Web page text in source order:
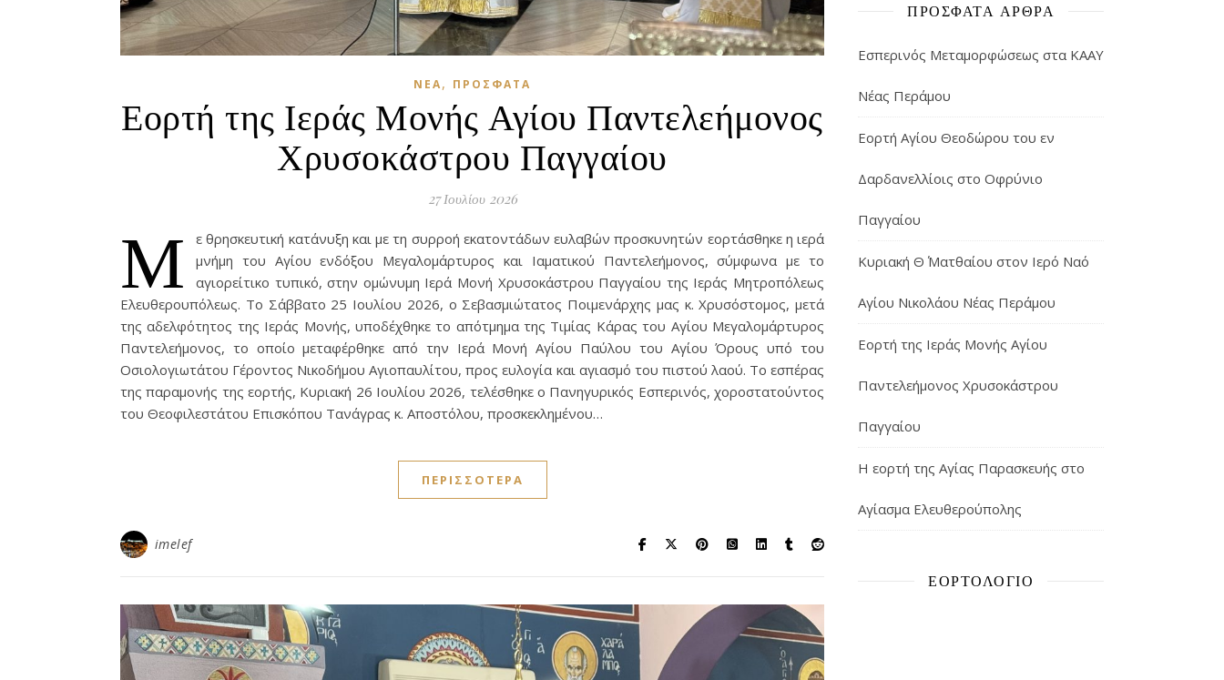
ΝΈΑ, ΠΡΌΣΦΑΤΑ
Εορτή της Ιεράς Μονής Αγίου Παντελεήμονος
Χρυσοκάστρου Παγγαίου
27 Ιουλίου 2026
Μ
ε θρησκευτική κατάνυξη και με τη συρροή εκατοντάδων ευλαβών προσκυνητών εορτάσθηκε η ιερά
μνήμη του Αγίου ενδόξου Μεγαλομάρτυρος και Ιαματικού Παντελεήμονος, σύμφωνα με το
αγιορείτικο τυπικό, στην ομώνυμη Ιερά Μονή Χρυσοκάστρου Παγγαίου της Ιεράς Μητροπόλεως
Ελευθερουπόλεως. Το Σάββατο 25 Ιουλίου 2026, ο Σεβασμιώτατος Ποιμενάρχης μας κ. Χρυσόστομος, μετά
της αδελφότητος της Ιεράς Μονής, υποδέχθηκε το απότμημα της Τιμίας Κάρας του Αγίου Μεγαλομάρτυρος
Παντελεήμονος, το οποίο μεταφέρθηκε από την Ιερά Μονή Αγίου Παύλου του Αγίου Όρους υπό του
Οσιολογιωτάτου Γέροντος Νικοδήμου Αγιοπαυλίτου, προς ευλογία και αγιασμό του πιστού λαού. Το εσπέρας
της παραμονής της εορτής, Κυριακή 26 Ιουλίου 2026, τελέσθηκε ο Πανηγυρικός Εσπερινός, χοροστατούντος
του Θεοφιλεστάτου Επισκόπου Τανάγρας κ. Αποστόλου, προσκεκλημένου…
ΠΕΡΙΣΣΌΤΕΡΑ
imelef
ΠΡΌΣΦΑΤΑ ΆΡΘΡΑ
Εσπερινός Μεταμορφώσεως στα ΚΑΑΥ
Νέας Περάμου
Εορτή Αγίου Θεοδώρου του εν
Δαρδανελλίοις στο Οφρύνιο
Παγγαίου
Κυριακή Θ΄ Ματθαίου στον Ιερό Ναό
Αγίου Νικολάου Νέας Περάμου
Εορτή της Ιεράς Μονής Αγίου
Παντελεήμονος Χρυσοκάστρου
Παγγαίου
Η εορτή της Αγίας Παρασκευής στο
Αγίασμα Ελευθερούπολης
ΕΟΡΤΟΛΌΓΙΟ